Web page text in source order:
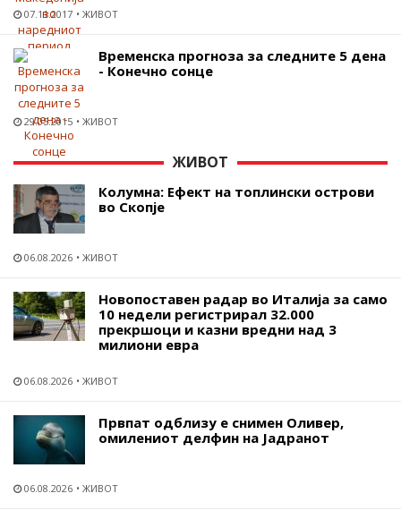
07.11.2017 ЖИВОТ
Временска прогноза за следните 5 дена
- Конечно сонце
29.05.2015 ЖИВОТ
ЖИВОТ
Колумна: Ефект на топлински острови
во Скопје
06.08.2026 ЖИВОТ
Новопоставен радар во Италија за само
10 недели регистрирал 32.000
прекршоци и казни вредни над 3
милиони евра
06.08.2026 ЖИВОТ
Првпат одблизу е снимен Оливер,
омилениот делфин на Јадранот
06.08.2026 ЖИВОТ